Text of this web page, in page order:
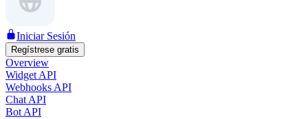
Iniciar Sesión
Regístrese gratis
Overview
Widget API
Webhooks API
Chat API
Bot API